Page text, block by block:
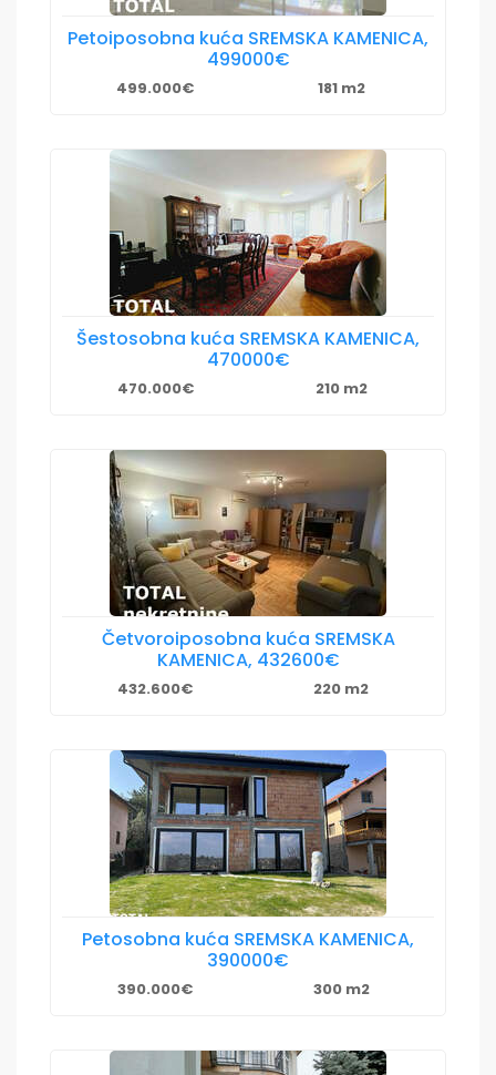
Petoiposobna kuća SREMSKA KAMENICA,
499000€
499.000€ 181 m2
Šestosobna kuća SREMSKA KAMENICA,
470000€
470.000€ 210 m2
Četvoroiposobna kuća SREMSKA
KAMENICA, 432600€
432.600€ 220 m2
Petosobna kuća SREMSKA KAMENICA,
390000€
390.000€ 300 m2